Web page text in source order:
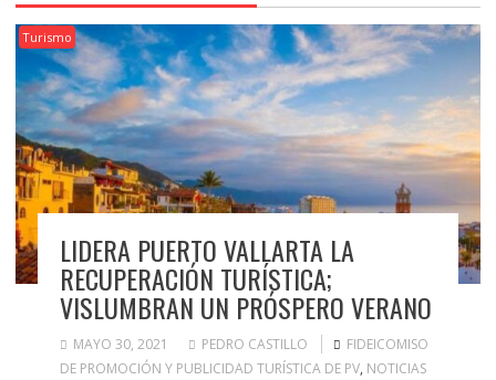
Turismo
LIDERA PUERTO VALLARTA LA
RECUPERACIÓN TURÍSTICA;
VISLUMBRAN UN PRÓSPERO VERANO
MAYO 30, 2021 PEDRO CASTILLO
FIDEICOMISO
DE PROMOCIÓN Y PUBLICIDAD TURÍSTICA DE PV, NOTICIAS